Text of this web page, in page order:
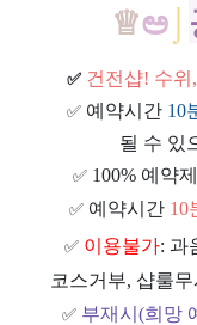
♕ಅ⌡
✅ 건전샵! 수위
✅ 예약시간 10
될 수 있
✅ 100% 예약
✅ 예약시간 10
✅ 이용불가: 과
코스거부, 샵룰
✅ 부재시(희망